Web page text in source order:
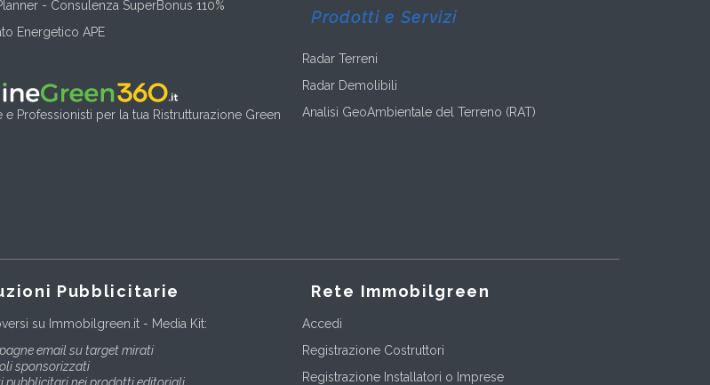
- Consulenza SuperBonus 110%
Energetico APE
e Professionisti per la tua Ristrutturazione Green
Prodotti e Servizi
Radar Terreni
Radar Demolibili
Analisi GeoAmbientale del Terreno (RAT)
Pubblicitarie
su Immobilgreen.it - Media Kit:
email su target mirati
sponsorizzati
Rete Immobilgreen
Accedi
Registrazione Costruttori
Registrazione Installatori o Imprese